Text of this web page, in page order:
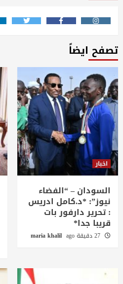
Instagram
Facebook
Twitter
تصفح ايضاً
اخبار
السودان – “الفضاء
نيوز”: *د.كامل ادريس
: تحرير دارفور بات
قريبا جدا*
27 دقيقة ago maria khalil